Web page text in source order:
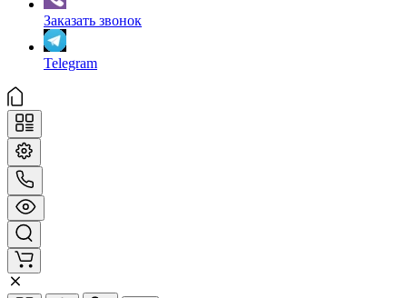
Заказать звонок
Telegram